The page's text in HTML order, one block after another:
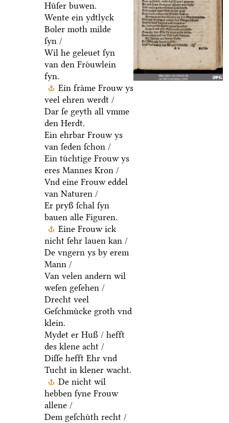
Huͤſer buwen.
Wente ein ydtlyck
Boler moth milde
ſyn /
Wil he geleuet ſyn
van den Froͤuwlein
fyn.
Ein fraͤme Frouw ys
veel ehren werdt /
Dar ſe geyth all vmme
den Herdt.
Ein ehrbar Frouw ys
van ſeden ſchon /
Ein tuͤchtige Frouw ys
eres Mannes Kron /
Vnd eine Frouw eddel
van Naturen /
Er pryß ſchal ſyn
bauen alle Figuren.
Eine Frouw ick
nicht ſehr lauen kan /
De vngern ys by erem
Mann /
Van velen andern wil
weſen geſehen /
Drecht veel
Geſchmuͤcke groth vnd
klein.
Mydet er Huß / hefft
des klene acht /
Diſſe hefft Ehr vnd
Tucht in klener wacht.
De nicht wil
hebben ſyne Frouw
allene /
Dem geſchuͤth recht /